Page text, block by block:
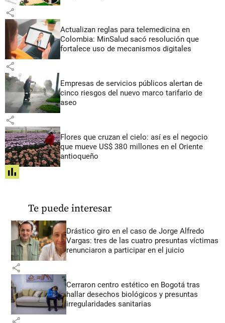
share
Actualizan reglas para telemedicina en
Colombia: MinSalud sacó resolución que
fortalece uso de mecanismos digitales
share
Empresas de servicios públicos alertan de
cinco riesgos del nuevo marco tarifario de
aseo
share
Flores que cruzan el cielo: así es el negocio
que mueve US$ 380 millones en el Oriente
antioqueño
share
Te puede interesar
Drástico giro en el caso de Jorge Alfredo
Vargas: tres de las cuatro presuntas víctimas
renunciaron a participar en el juicio
share
Cerraron centro estético en Bogotá tras
hallar desechos biológicos y presuntas
irregularidades sanitarias